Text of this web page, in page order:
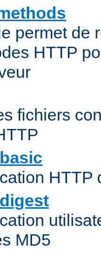
permet de
HTTP
fichiers
HTTP
MD5